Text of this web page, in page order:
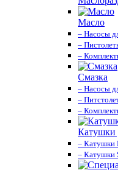
Масло
– Насосы
–
–
Смазка
– Насосы
–
–
Катушки
– Катушки
– Катушки